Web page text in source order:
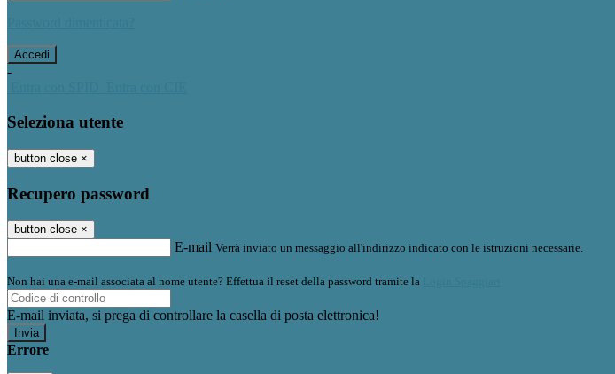
-
Seleziona utente
button close ×
Recupero password
button close ×
E-mail Verrà inviato un messaggio all'indirizzo indicato con le istruzioni necessarie.
Non hai una e-mail associata al nome utente? Effettua il reset della password tramite la
E-mail inviata, si prega di controllare la casella di posta elettronica!
Errore